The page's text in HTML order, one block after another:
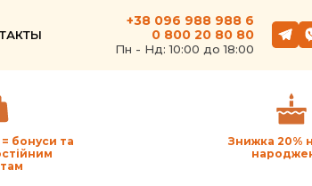
+38 096 988 988 6
0 800 20 80 80
Пн - Hд: 10:00 до 18:00
бонуси та
Знижка 20%